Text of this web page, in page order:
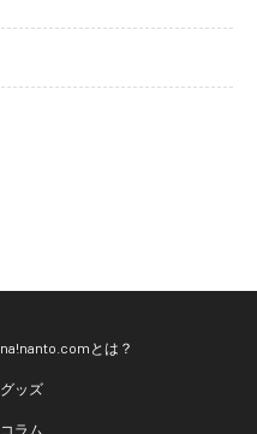
na!nanto.comとは？
グッズ
コラム